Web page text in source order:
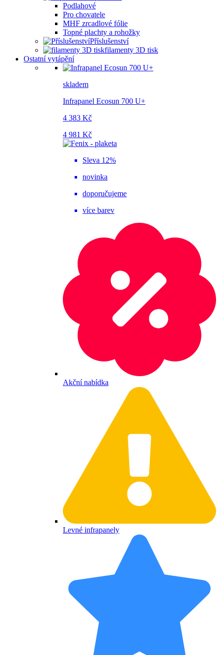
Podlahové
Pro chovatele
MHF zrcadlové fólie
Topné plachty a rohožky
Příslušenství
filamenty 3D tisk
Ostatní vytápění
skladem
Infrapanel Ecosun 700 U+
4 383 Kč
4 981 Kč
Sleva 12%
novinka
doporučujeme
více barev
Akční nabídka
Levné infrapanely